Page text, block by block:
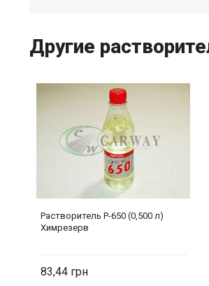
Другие
Растворитель Р-650 (0,500 л)
Химрезерв
83,44